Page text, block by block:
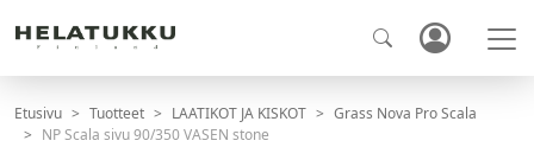
Etusivu Tuotteet LAATIKOT JA KISKOT
Grass Nova Pro Scala
NP Scala sivu 90/350 VASEN stone